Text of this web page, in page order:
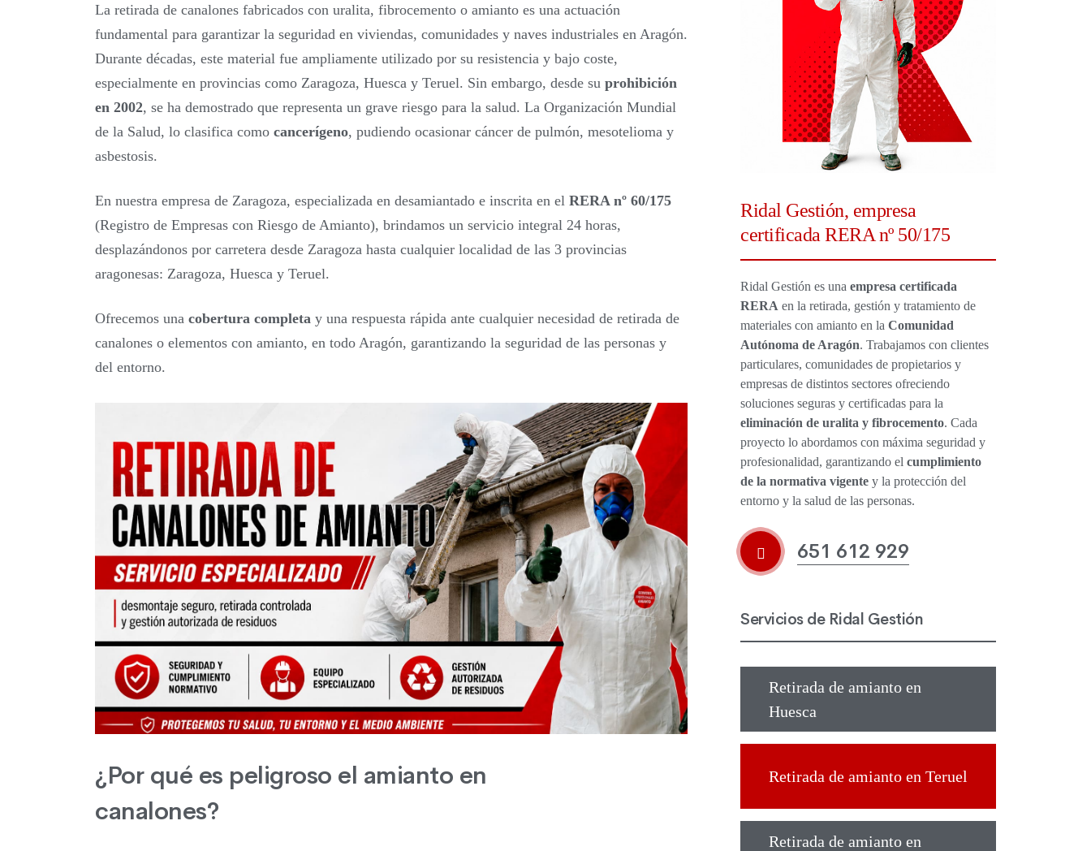
La retirada de canalones fabricados con uralita, fibrocemento o amianto es una actuación
fundamental para garantizar la seguridad en viviendas, comunidades y naves industriales en Aragón.
Durante décadas, este material fue ampliamente utilizado por su resistencia y bajo coste,
especialmente en provincias como Zaragoza, Huesca y Teruel. Sin embargo, desde su prohibición
en 2002, se ha demostrado que representa un grave riesgo para la salud. La Organización Mundial
de la Salud, lo clasifica como cancerígeno, pudiendo ocasionar cáncer de pulmón, mesotelioma y
asbestosis.
En nuestra empresa de Zaragoza, especializada en desamiantado e inscrita en el RERA nº 60/175
(Registro de Empresas con Riesgo de Amianto), brindamos un servicio integral 24 horas,
desplazándonos por carretera desde Zaragoza hasta cualquier localidad de las 3 provincias
aragonesas: Zaragoza, Huesca y Teruel.
Ofrecemos una cobertura completa y una respuesta rápida ante cualquier necesidad de retirada de
canalones o elementos con amianto, en todo Aragón, garantizando la seguridad de las personas y
del entorno.
¿Por qué es peligroso el amianto en
canalones?
Ridal Gestión, empresa
certificada RERA nº 50/175
Ridal Gestión es una empresa certificada
RERA en la retirada, gestión y tratamiento de
materiales con amianto en la Comunidad
Autónoma de Aragón. Trabajamos con clientes
particulares, comunidades de propietarios y
empresas de distintos sectores ofreciendo
soluciones seguras y certificadas para la
eliminación de uralita y fibrocemento. Cada
proyecto lo abordamos con máxima seguridad y
profesionalidad, garantizando el cumplimiento
de la normativa vigente y la protección del
entorno y la salud de las personas.
651 612 929
Servicios de Ridal Gestión
Retirada de amianto en
Huesca
Retirada de amianto en Teruel
Retirada de amianto en